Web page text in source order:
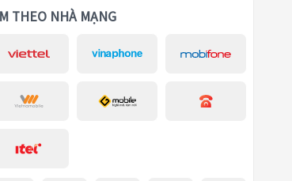
THEO NHÀ MẠNG